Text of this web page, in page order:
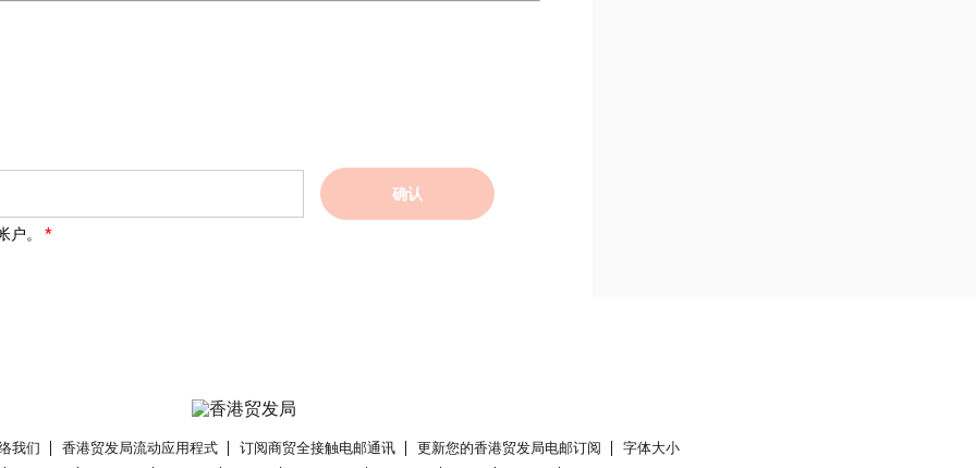
确认
。
我们 香港贸发局流动应用程式 订阅商贸全接触电邮通讯 更新您的香港贸发局电邮订阅
字体大小